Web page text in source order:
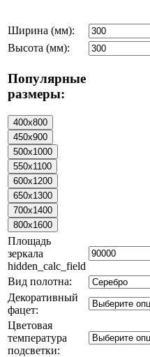
Ширина (мм):
Высота (мм):
Популярные
размеры:
Площадь
зеркала
hidden_calc_field
Вид полотна:
Декоративный
фацет:
Цветовая
температура
подсветки: